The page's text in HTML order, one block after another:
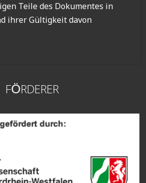
Teile des Dokumentes in
ihrer Gültigkeit davon
FÖRDERER